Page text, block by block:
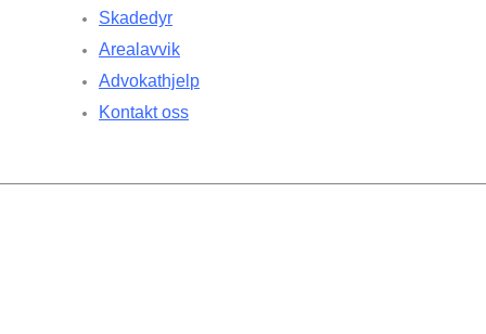
Skadedyr
Arealavvik
Advokathjelp
Kontakt oss